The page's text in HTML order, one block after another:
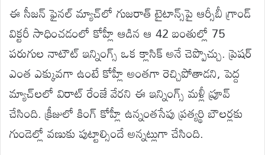
ఈ సీజన్ ఫైనల్ మ్యాచ్‌లో గుజరాత్ టైటాన్స్‌పై ఆర్సీబీ గ్రాండ్
విక్టరీ సాధించడంలో కోహ్లీ ఆడిన ఆ 42 బంతుల్లో 75
పరుగుల నాటౌట్ ఇన్నింగ్స్ ఒక క్లాసిక్ అనే చెప్పొచ్చు. ప్రెషర్
ఎంత ఎక్కువగా ఉంటే కోహ్లీ అంతగా రెచ్చిపోతాడని, పెద్ద
మ్యాచ్‌లలో విరాట్ రేంజే వేరని ఈ ఇన్నింగ్స్ మళ్లీ ప్రూవ్
చేసింది. క్రీజులో కింగ్ కోహ్లీ ఉన్నంతసేపు ప్రత్యర్థి బౌలర్లకు
గుండెల్లో వణుకు పుట్టాల్సిందే అన్నట్లుగా చేసింది.